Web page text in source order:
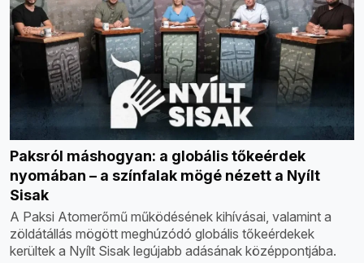
Paksról máshogyan: a globális tőkeérdek
nyomában – a színfalak mögé nézett a Nyílt
Sisak
A Paksi Atomerőmű működésének kihívásai, valamint a
zöldátállás mögött meghúzódó globális tőkeérdekek
kerültek a Nyílt Sisak legújabb adásának középpontjába.